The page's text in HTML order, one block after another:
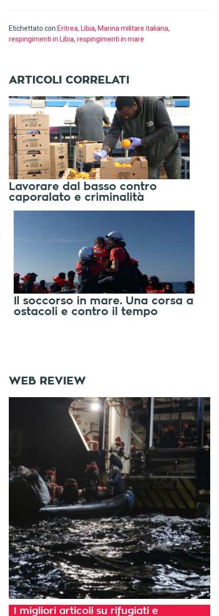
Etichettato con:Eritrea, Libia, Marina militare italiana,
respingimenti in Libia, respingimenti in mare
Lavorare dal basso contro
caporalato e criminalità
Il soccorso in mare. Una corsa a
ostacoli e contro il tempo
WEB REVIEW
I migliori articoli su rifugiati e